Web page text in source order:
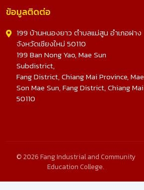
ข้อมูลติดต่อ
199 บ้านหนองยาว ตำบลแม่สูน อำเภอฝาง
จังหวัดเชียงใหม่ 50110
199 Ban Nong Yao, Mae Sun
Subdistrict,
Fang District, Chiang Mai Province, Mae
Son Mae Sun, Fang District, Chiang Mai
50110
© 2026 Fang Industrial and Community
Education College.